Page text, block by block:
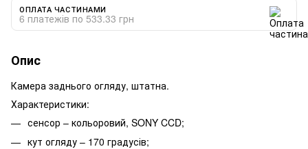
ОПЛАТА ЧАСТИНАМИ
6 платежів по 533.33 грн
Опис
Камера заднього огляду, штатна.
Характеристики:
сенсор – кольоровий, SONY CCD;
кут огляду – 170 градусів;